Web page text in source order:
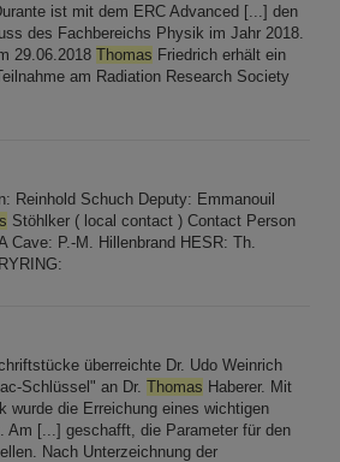
ist mit dem ERC Advanced [...] den
des Fachbereichs Physik im Jahr 2018.
29.06.2018 Thomas Friedrich erhält ein
am Radiation Research Society
Reinhold Schuch Deputy: Emmanouil
Stöhlker ( local contact ) Contact Person
Cave: P.-M. Hillenbrand HESR: Th.
überreichte Dr. Udo Weinrich
Schlüssel" an Dr. Thomas Haberer. Mit
wurde die Erreichung eines wichtigen
Am [...] geschafft, die Parameter für den
Nach Unterzeichnung der